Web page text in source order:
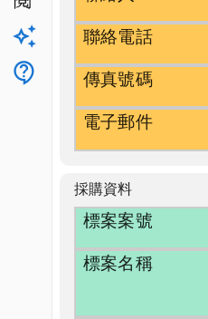
升級方案
客服
聯絡電話
傳真號碼
電子郵件
採購資料
標案案號
標案名稱